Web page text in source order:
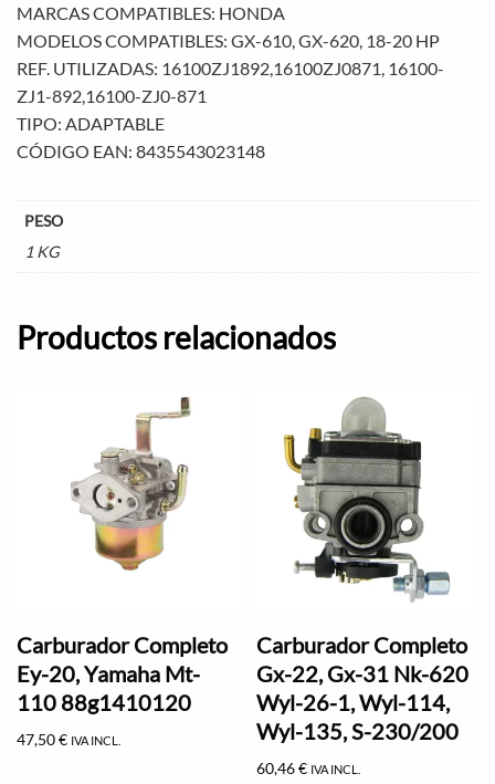
MARCAS COMPATIBLES: HONDA
MODELOS COMPATIBLES: GX-610, GX-620, 18-20 HP
REF. UTILIZADAS: 16100ZJ1892,16100ZJ0871, 16100-
ZJ1-892,16100-ZJ0-871
TIPO: ADAPTABLE
CÓDIGO EAN: 8435543023148
PESO
1 KG
Productos relacionados
Carburador Completo
Ey-20, Yamaha Mt-
110 88g1410120
47,50€ IVA INCL.
Carburador Completo
Gx-22, Gx-31 Nk-620
Wyl-26-1, Wyl-114,
Wyl-135, S-230/200
60,46€ IVA INCL.